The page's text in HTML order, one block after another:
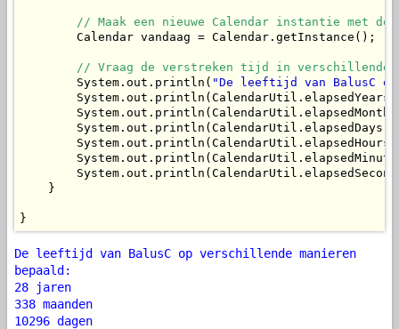
// Maak een nieuwe Calendar instantie met
        Calendar vandaag = Calendar.getInstance();
// Vraag de verstreken tijd in verschillende
        System.out.println(
"De leeftijd van BalusC
    }
}
De leeftijd van BalusC op verschillende manieren
bepaald:
28 jaren
338 maanden
10296 dagen